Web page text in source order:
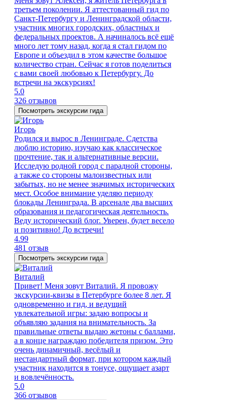
третьем поколении. Я аттестованный гид по
Санкт-Петербургу и Ленинградской области,
участник многих городских, областных и
федеральных проектов. А начиналось всё ещё
много лет тому назад, когда я стал гидом по
Европе и объездил в этом качестве большое
количество стран. Сейчас я готов поделиться
с вами своей любовью к Петербургу. До
встречи на экскурсиях!
5.0
326 отзывов
Посмотреть экскурсии гида
Игорь
Родился и вырос в Ленинграде. Сдетства
люблю историю, изучаю как классическое
прочтение, так и альтернативные версии.
Исследую родной город с парадной стороны,
а также со стороны малоизвестных или
забытых, но не менее значимых исторических
мест. Особое внимание уделяю периоду
блокады Ленинграда. В арсенале два высших
образования и педагогическая деятельность.
Веду исторический блог. Уверен, будет весело
и позитивно! До встречи!
4.99
481 отзыв
Посмотреть экскурсии гида
Виталий
Привет! Меня зовут Виталий. Я провожу
экскурсии-квизы в Петербурге более 8 лет. Я
одновременно и гид, и ведущий
увлекательной игры: задаю вопросы и
объявляю задания на внимательность. За
правильные ответы выдаю жетоны с баллами,
а в конце награждаю победителя призом. Это
очень динамичный, весёлый и
нестандартный формат, при котором каждый
участник находится в тонусе, ощущает азарт
и вовлечённость.
5.0
366 отзывов